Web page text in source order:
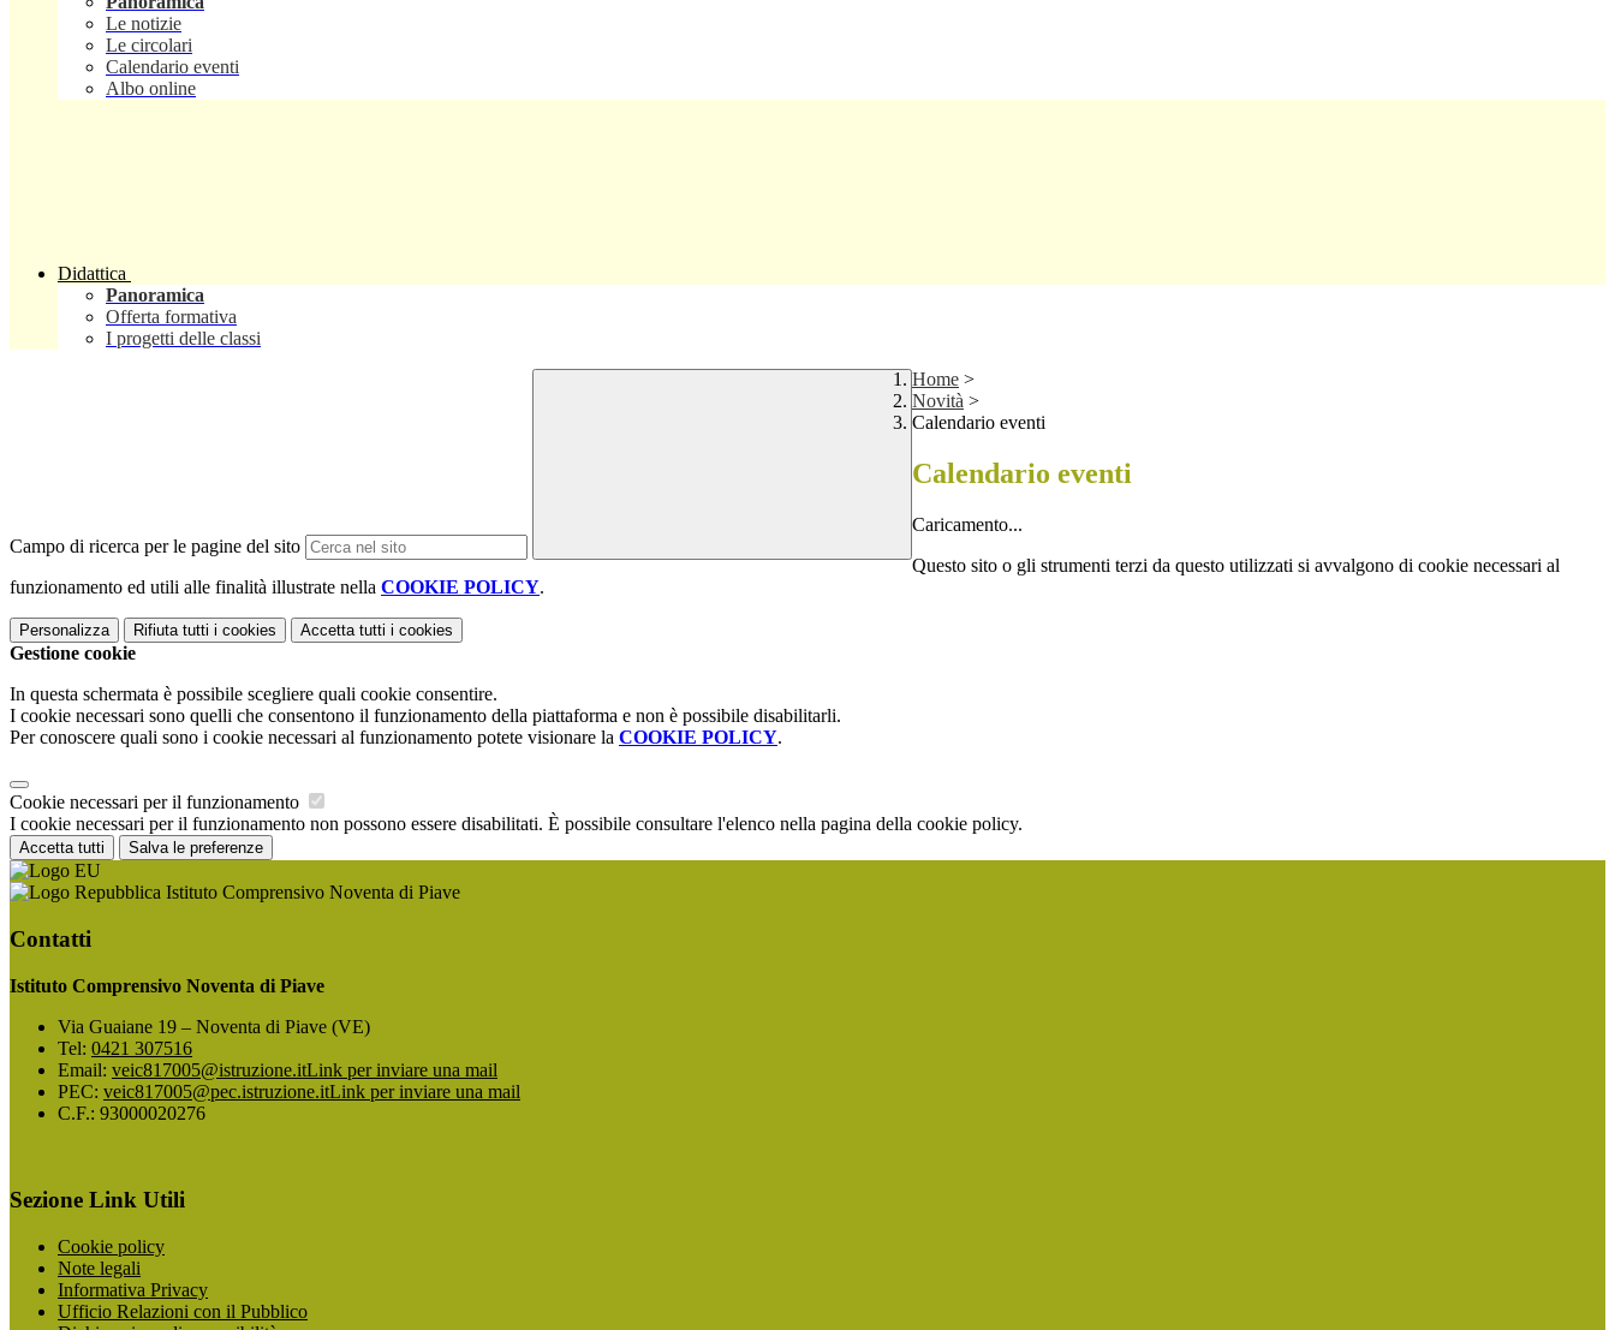
Le notizie
Le circolari
Calendario eventi
Albo online
Didattica
Panoramica
Offerta formativa
I progetti delle classi
Campo di ricerca per le pagine del sito
Home >
Novità >
Calendario eventi
Calendario eventi
Caricamento...
Questo sito o gli strumenti terzi da questo utilizzati si avvalgono di cookie necessari al
funzionamento ed utili alle finalità illustrate nella COOKIE POLICY.
Personalizza Rifiuta tutti i cookies Accetta tutti i cookies
Gestione cookie
In questa schermata è possibile scegliere quali cookie consentire.
I cookie necessari sono quelli che consentono il funzionamento della piattaforma e non è possibile disabilitarli.
Per conoscere quali sono i cookie necessari al funzionamento potete visionare la COOKIE POLICY.
Cookie necessari per il funzionamento
I cookie necessari per il funzionamento non possono essere disabilitati. È possibile consultare l'elenco nella pagina della cookie policy.
Accetta tutti Salva le preferenze
Istituto Comprensivo Noventa di Piave
Contatti
Istituto Comprensivo Noventa di Piave
Via Guaiane 19 – Noventa di Piave (VE)
Tel: 0421 307516
Email: veic817005@istruzione.itLink per inviare una mail
PEC: veic817005@pec.istruzione.itLink per inviare una mail
C.F.: 93000020276
Sezione Link Utili
Cookie policy
Note legali
Informativa Privacy
Ufficio Relazioni con il Pubblico